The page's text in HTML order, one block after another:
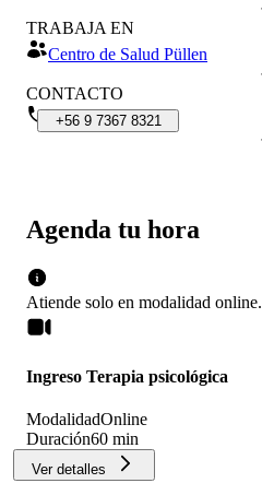
Agenda tu hora
Atiende solo en modalidad online.
Ingreso Terapia psicológica
ModalidadOnline
Duración60 min
Ver detalles
TRABAJA EN
Centro de Salud Püllen
CONTACTO
+56 9 7367 8321